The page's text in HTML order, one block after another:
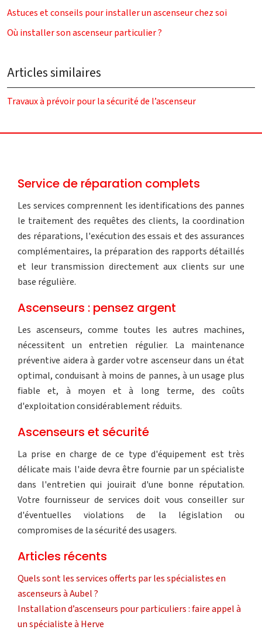
Astuces et conseils pour installer un ascenseur chez soi
Où installer son ascenseur particulier ?
Articles similaires
Travaux à prévoir pour la sécurité de l’ascenseur
Service de réparation complets
Les services comprennent les identifications des pannes
le traitement des requêtes des clients, la coordination
des réparations, l'exécution des essais et des assurances
complémentaires, la préparation des rapports détaillés
et leur transmission directement aux clients sur une
base régulière.
Ascenseurs : pensez argent
Les ascenseurs, comme toutes les autres machines,
nécessitent un entretien régulier. La maintenance
préventive aidera à garder votre ascenseur dans un état
optimal, conduisant à moins de pannes, à un usage plus
fiable et, à moyen et à long terme, des coûts
d'exploitation considérablement réduits.
Ascenseurs et sécurité
La prise en charge de ce type d'équipement est très
délicate mais l'aide devra être fournie par un spécialiste
dans l'entretien qui jouirait d'une bonne réputation.
Votre fournisseur de services doit vous conseiller sur
d'éventuelles violations de la législation ou
compromises de la sécurité des usagers.
Articles récents
Quels sont les services offerts par les spécialistes en
ascenseurs à Aubel ?
Installation d’ascenseurs pour particuliers : faire appel à
un spécialiste à Herve